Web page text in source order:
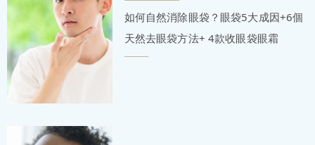
如何自然消除眼袋？眼袋5大成因+6個
天然去眼袋方法+ 4款收眼袋眼霜